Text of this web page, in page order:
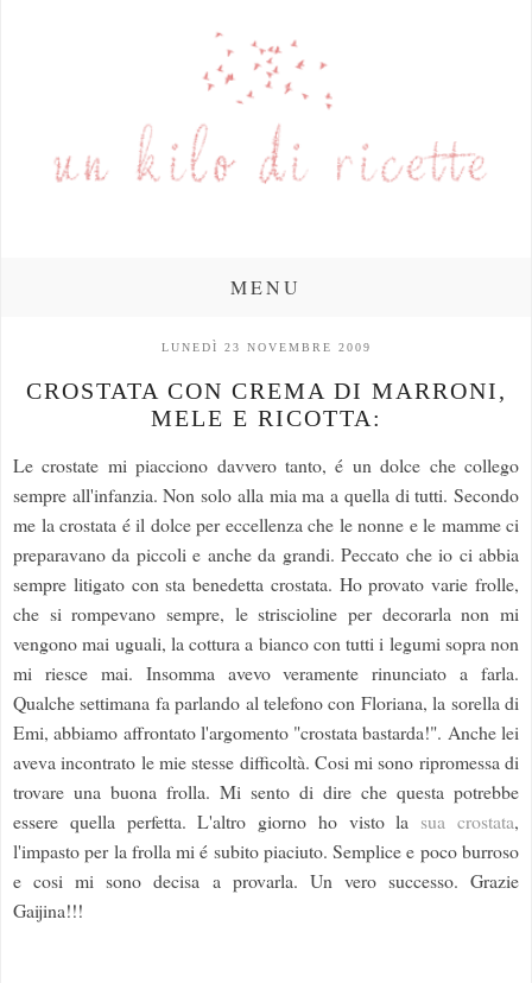
MENU
LUNEDÌ 23 NOVEMBRE 2009
CROSTATA CON CREMA DI MARRONI,
MELE E RICOTTA:
Le crostate mi piacciono davvero tanto, é un dolce che collego
sempre all'infanzia. Non solo alla mia ma a quella di tutti. Secondo
me la crostata é il dolce per eccellenza che le nonne e le mamme ci
preparavano da piccoli e anche da grandi. Peccato che io ci abbia
sempre litigato con sta benedetta crostata. Ho provato varie frolle,
che si rompevano sempre, le striscioline per decorarla non mi
vengono mai uguali, la cottura a bianco con tutti i legumi sopra non
mi riesce mai. Insomma avevo veramente rinunciato a farla.
Qualche settimana fa parlando al telefono con Floriana, la sorella di
Emi, abbiamo affrontato l'argomento "crostata bastarda!". Anche lei
aveva incontrato le mie stesse difficoltà. Cosi mi sono ripromessa di
trovare una buona frolla. Mi sento di dire che questa potrebbe
essere quella perfetta. L'altro giorno ho visto la sua crostata,
l'impasto per la frolla mi é subito piaciuto. Semplice e poco burroso
e cosi mi sono decisa a provarla. Un vero successo. Grazie
Gaijina!!!